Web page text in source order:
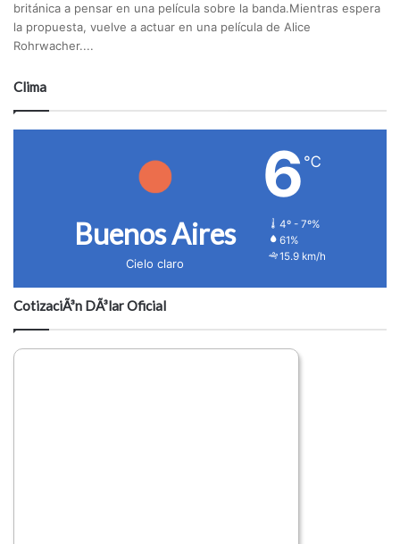
británica a pensar en una película sobre la banda.Mientras espera
la propuesta, vuelve a actuar en una película de Alice
Rohrwacher....
Clima
Buenos Aires
Cielo claro
6 ℃
4º - 7º%
61%
15.9 km/h
CotizaciÃ³n DÃ³lar Oficial